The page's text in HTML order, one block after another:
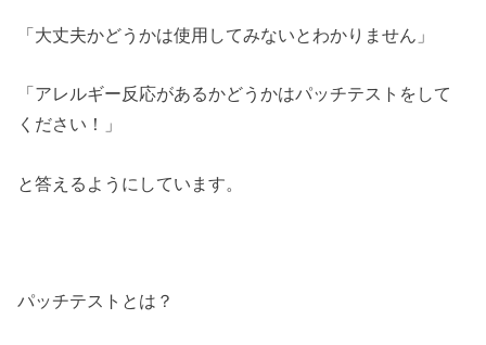
「大丈夫かどうかは使用してみないとわかりません」
「アレルギー反応があるかどうかはパッチテストをして
ください！」
と答えるようにしています。
パッチテストとは？